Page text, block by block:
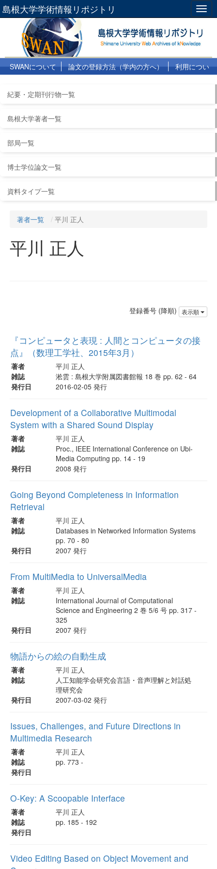
島根大学学術情報リポジトリ
SWANについて 論文の登録方法（学内の方へ）
利用につい
紀要・定期刊行物一覧
島根大学著者一覧
部局一覧
博士学位論文一覧
資料タイプ一覧
著者一覧 平川 正人
平川 正人
登録番号 (降順) 表示順
『コンピュータと表現 : 人間とコンピュータの接
点』（数理工学社、2015年3月）
著者
平川 正人
雑誌
淞雲 : 島根大学附属図書館報 18 巻 pp. 62 - 64
発行日
2016-02-05 発行
Development of a Collaborative Multimodal
System with a Shared Sound Display
著者
平川 正人
雑誌
Proc., IEEE International Conference on Ubi-
Media Computing pp. 14 - 19
発行日
2008 発行
Going Beyond Completeness in Information
Retrieval
著者
平川 正人
雑誌
Databases in Networked Information Systems
pp. 70 - 80
発行日
2007 発行
From MultiMedia to UniversalMedia
著者
平川 正人
雑誌
International Journal of Computational
Science and Engineering 2 巻 5/6 号 pp. 317 -
325
発行日
2007 発行
物語からの絵の自動生成
著者
平川 正人
雑誌
人工知能学会研究会言語・音声理解と対話処
理研究会
発行日
2007-03-02 発行
Issues, Challenges, and Future Directions in
Multimedia Research
著者
平川 正人
雑誌
pp. 773 -
発行日
O-Key: A Scoopable Interface
著者
平川 正人
雑誌
pp. 185 - 192
発行日
Video Editing Based on Object Movement and